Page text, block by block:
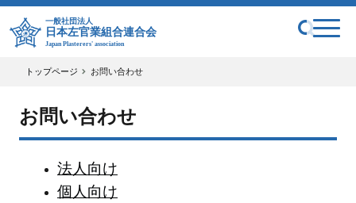
一般社団法人
日本左官業組合連合会
Japan Plasterers' association
トップページ お問い合わせ
お問い合わせ
法人向け
個人向け